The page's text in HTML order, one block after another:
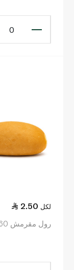
0
2.50 لكل
رول مقرمش 60غ